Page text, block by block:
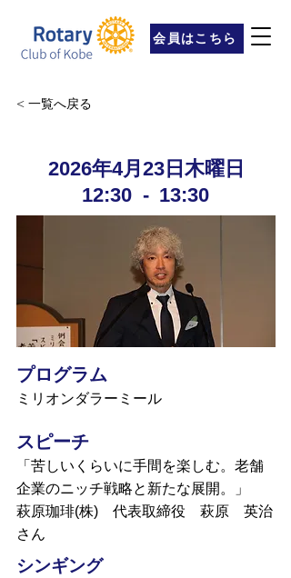
会員はこちら
< 一覧へ戻る
2026年4月23日木曜日
12:30 - 13:30
プログラム
ミリオンダラーミール
スピーチ
「苦しいくらいに手間を楽しむ。老舗
企業のニッチ戦略と新たな展開。」
萩原珈琲(株) 代表取締役 萩原 英治
さん
シンギング